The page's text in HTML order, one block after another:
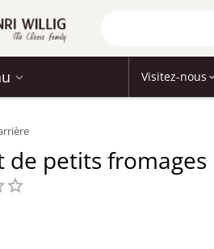
Visitez-nous
de petits fromages